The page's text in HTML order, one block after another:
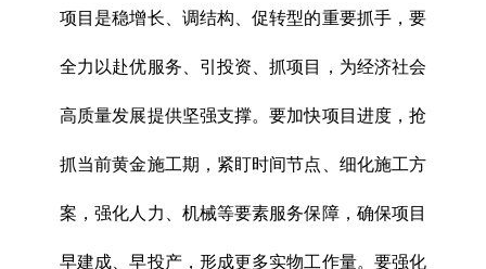
项目是稳增长、调结构、促转型的重要抓手，要
全力以赴优服务、引投资、抓项目，为经济社会
高质量发展提供坚强支撑。要加快项目进度，抢
抓当前黄金施工期，紧盯时间节点、细化施工方
案，强化人力、机械等要素服务保障，确保项目
早建成、早投产，形成更多实物工作量。要强化